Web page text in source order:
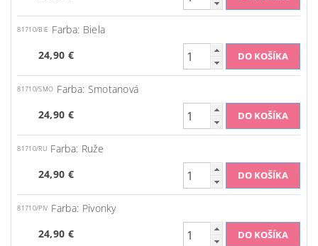
81710/BIE Farba: Biela
24,90 €
81710/SMO Farba: Smotanová
24,90 €
81710/RU Farba: Ruže
24,90 €
81710/PIV Farba: Pivonky
24,90 €